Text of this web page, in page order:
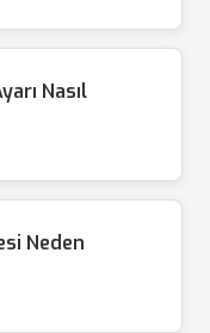
Nasıl
Neden